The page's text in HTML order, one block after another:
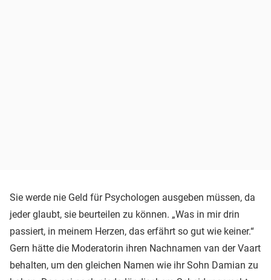
Sie werde nie Geld für Psychologen ausgeben müssen, da
jeder glaubt, sie beurteilen zu können. „Was in mir drin
passiert, in meinem Herzen, das erfährt so gut wie keiner.“
Gern hätte die Moderatorin ihren Nachnamen van der Vaart
behalten, um den gleichen Namen wie ihr Sohn Damian zu